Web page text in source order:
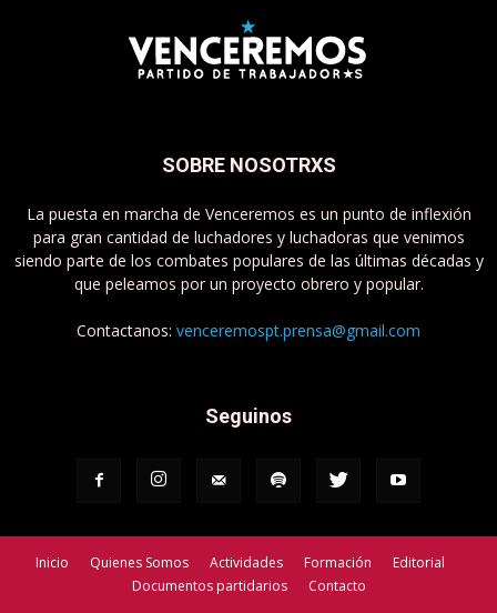
SOBRE NOSOTRXS
La puesta en marcha de Venceremos es un punto de inflexión
para gran cantidad de luchadores y luchadoras que venimos
siendo parte de los combates populares de las últimas décadas y
que peleamos por un proyecto obrero y popular.
Contactanos: venceremospt.prensa@gmail.com
Seguinos
Inicio Quienes Somos Actividades Formación
Editorial
Documentos partidarios
Contacto